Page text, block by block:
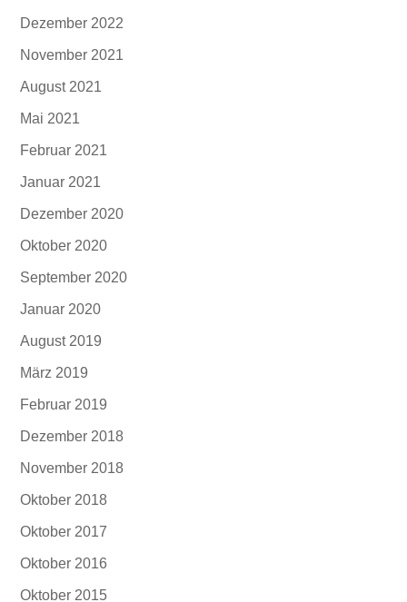
Dezember 2022
November 2021
August 2021
Mai 2021
Februar 2021
Januar 2021
Dezember 2020
Oktober 2020
September 2020
Januar 2020
August 2019
März 2019
Februar 2019
Dezember 2018
November 2018
Oktober 2018
Oktober 2017
Oktober 2016
Oktober 2015